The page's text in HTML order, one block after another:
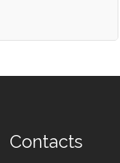
Contacts